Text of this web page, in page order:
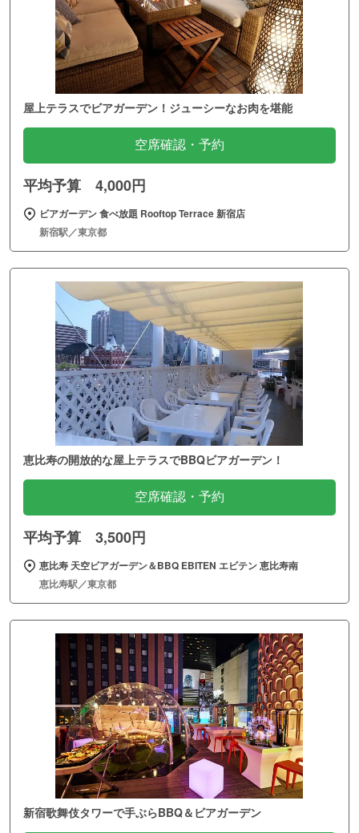
屋上テラスでビアガーデン！ジューシーなお肉を堪能
空席確認・予約
平均予算 4,000円
ビアガーデン 食べ放題 Rooftop Terrace 新宿店
新宿駅／東京都
恵比寿の開放的な屋上テラスでBBQビアガーデン！
空席確認・予約
平均予算 3,500円
恵比寿 天空ビアガーデン＆BBQ EBITEN エビテン 恵比寿南
恵比寿駅／東京都
新宿歌舞伎タワーで手ぶらBBQ＆ビアガーデン